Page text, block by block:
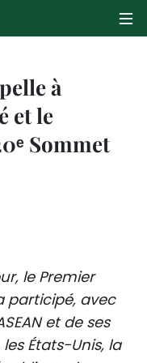
à
et le
Sommet
le Premier
participé, avec
et de ses
États-Unis, la